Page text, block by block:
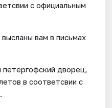
с официальным
вам в письмах
дворец,
в соответсвии с